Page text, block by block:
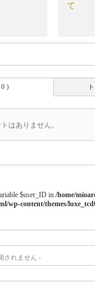
て
0 )
はありません。
$user_ID in /home/
wp-content/themes/
されません -